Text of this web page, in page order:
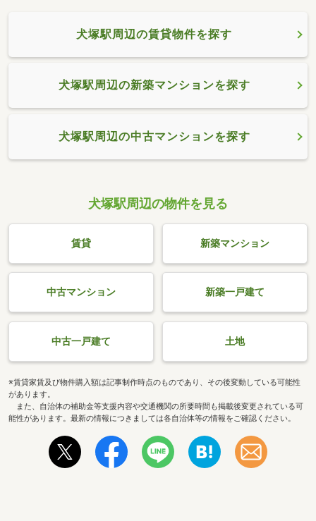
犬塚駅周辺の賃貸物件を探す
犬塚駅周辺の新築マンションを探す
犬塚駅周辺の中古マンションを探す
犬塚駅周辺の物件を見る
賃貸 新築マンション
中古マンション 新築一戸建て
中古一戸建て 土地
※賃貸家賃及び物件購入額は記事制作時点のものであり、その後変動している可能性
があります。
また、自治体の補助金等支援内容や交通機関の所要時間も掲載後変更されている可
能性があります。最新の情報につきましては各自治体等の情報をご確認ください。